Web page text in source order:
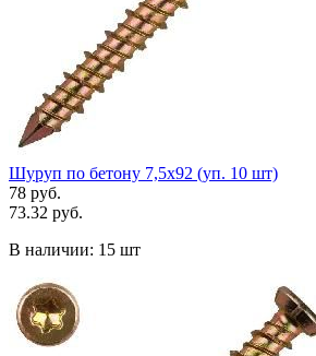
Шуруп по бетону 7,5х92 (уп. 10 шт)
78 руб.
73.32 руб.
В наличии: 15 шт